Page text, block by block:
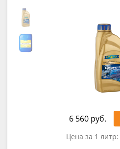
6 560 руб.
Цена за 1 литр: